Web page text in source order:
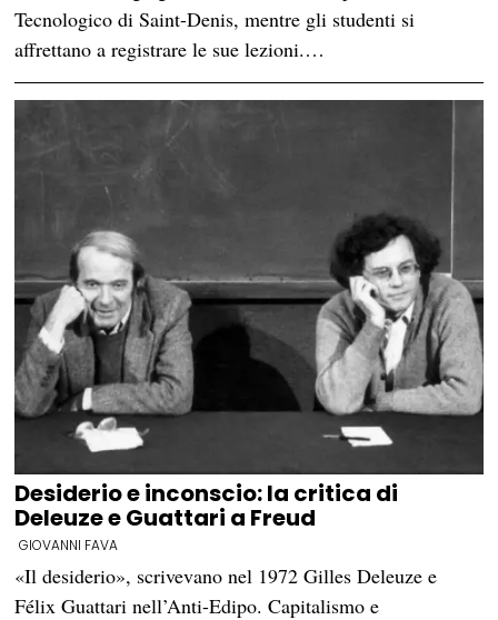
Tecnologico di Saint-Denis, mentre gli studenti si
affrettano a registrare le sue lezioni.…
Desiderio e inconscio: la critica di
Deleuze e Guattari a Freud
GIOVANNI FAVA
«Il desiderio», scrivevano nel 1972 Gilles Deleuze e
Félix Guattari nell’Anti-Edipo. Capitalismo e